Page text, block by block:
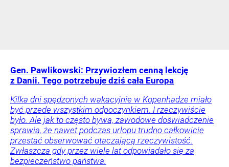
Gen. Pawlikowski: Przywiozłem cenną lekcję
z Danii. Tego potrzebuje dziś cała Europa
Kilka dni spędzonych wakacyjnie w Kopenhadze miało
być przede wszystkim odpoczynkiem. I rzeczywiście
było. Ale jak to często bywa, zawodowe doświadczenie
sprawia, że nawet podczas urlopu trudno całkowicie
przestać obserwować otaczającą rzeczywistość.
Zwłaszcza gdy przez wiele lat odpowiadało się za
bezpieczeństwo państwa.